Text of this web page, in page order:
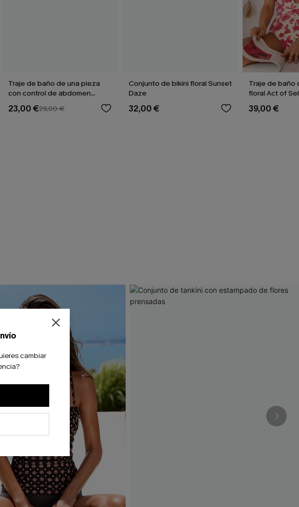
Traje de baño de una pieza
con control de abdomen
Sienna Sun
23,00 €29,00 €
Conjunto de bikini floral Sunset
Daze
32,00 €
Traje de baño
floral Act of
39,00 €
cambiar